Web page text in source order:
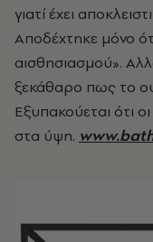
γιατί έχει
Αποδέχτηκε μόνο
αισθησιασμού».
ξεκάθαρο πως το
Εξυπακούεται ότι
στα ύψη.